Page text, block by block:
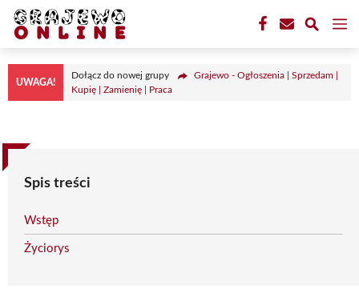
Przejdź
treści
UWAGA!
Dołącz do nowej grupy
Grajewo - Ogłoszenia | Sprzedam |
Kupię | Zamienię | Praca
Spis treści
Wstęp
Życiorys